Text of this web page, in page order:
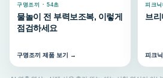
구명조끼 · 54초
물놀이 전 부력보조복, 이렇게
점검하세요
구명조끼 제품 보기 →
피크
브
피크